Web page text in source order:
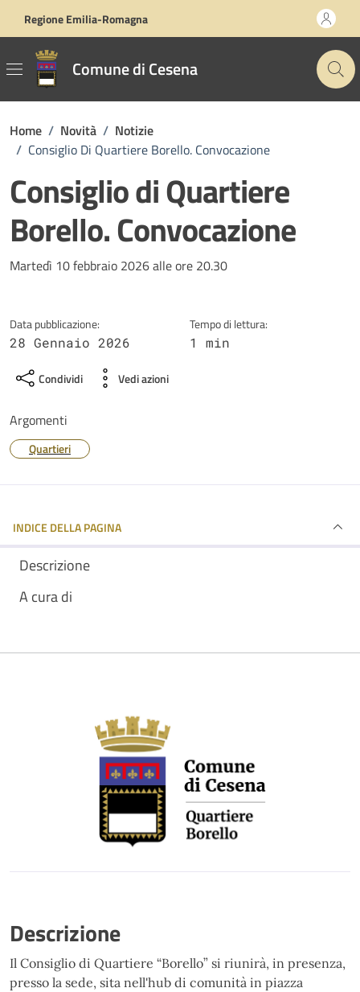
Regione Emilia-Romagna
Comune di Cesena
Home / Novità / Notizie
/ Consiglio Di Quartiere Borello. Convocazione
Consiglio di Quartiere
Borello. Convocazione
Dettagli della notizia
Martedì 10 febbraio 2026 alle ore 20.30
Data pubblicazione:
28 Gennaio 2026
Tempo di lettura:
1 min
Condividi Vedi azioni
Argomenti
Quartieri
INDICE DELLA PAGINA
Descrizione
A cura di
Descrizione
Il Consiglio di Quartiere “Borello” si riunirà, in presenza,
presso la sede, sita nell'hub di comunità in piazza